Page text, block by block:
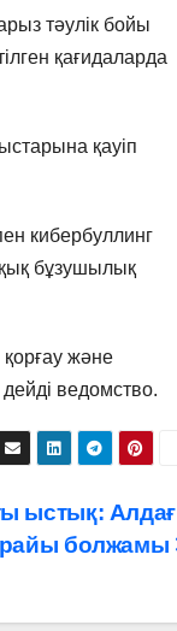
тәулік бойы
қағидаларда
қауіп
кибербуллинг
бұзушылық
қорғау және
ведомство.
ыстық:
райы болжамы